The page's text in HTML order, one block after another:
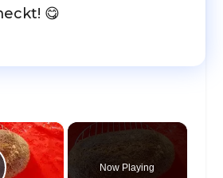
😋
×
Now Playing